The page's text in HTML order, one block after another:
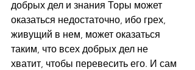
добрых дел и знания Торы может
оказаться недостаточно, ибо грех,
живущий в нем, может оказаться
таким, что всех добрых дел не
хватит, чтобы перевесить его. И сам